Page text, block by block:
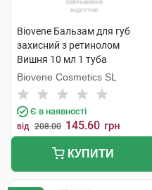
Biovene Бальзам для губ
захисний з ретинолом
Вишня 10 мл 1 туба
Biovene Cosmetics SL
Є в наявності
від 208.00 145.60 грн
КУПИТИ